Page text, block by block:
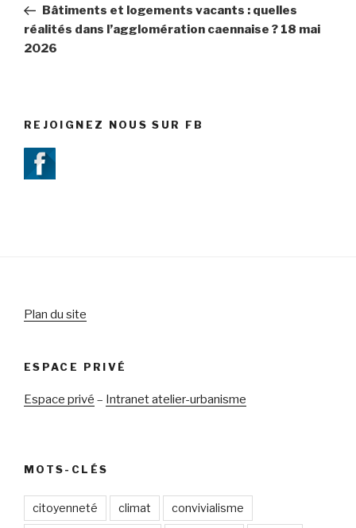
l’article
précédent
Bâtiments et logements vacants : quelles
réalités dans l’agglomération caennaise ? 18 mai
2026
REJOIGNEZ NOUS SUR FB
Plan du site
ESPACE PRIVÉ
Espace privé – Intranet atelier-urbanisme
MOTS-CLÉS
citoyenneté climat convivialisme